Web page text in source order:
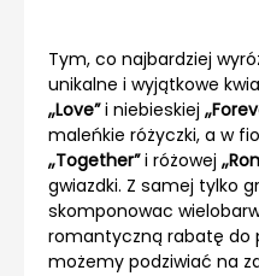
Tym, co najbardziej
unikalne i wyjątkowe
„Love”i niebieskiej
maleńkie różyczki, a w
„Together”i różowej
gwiazdki. Z samej tylko
skomponowac
romantyczną rabatę do
możemy podziwiać na